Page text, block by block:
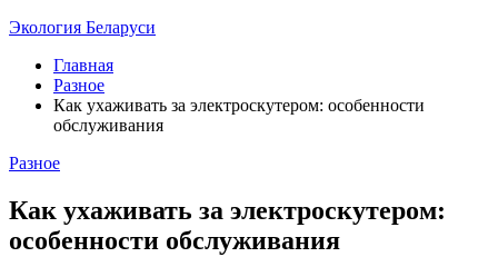
Экология Беларуси
Главная
Разное
Как ухаживать за электроскутером: особенности
обслуживания
Разное
Как ухаживать за электроскутером:
особенности обслуживания